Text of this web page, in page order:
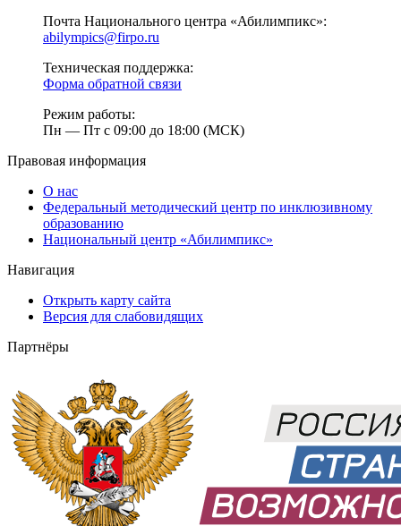
Почта Национального центра «Абилимпикс»:
abilympics@firpo.ru
Техническая поддержка:
Форма обратной связи
Режим работы:
Пн — Пт с 09:00 до 18:00 (МСК)
Правовая информация
О нас
Федеральный методический центр по инклюзивному
образованию
Национальный центр «Абилимпикс»
Навигация
Открыть карту сайта
Версия для слабовидящих
Партнёры